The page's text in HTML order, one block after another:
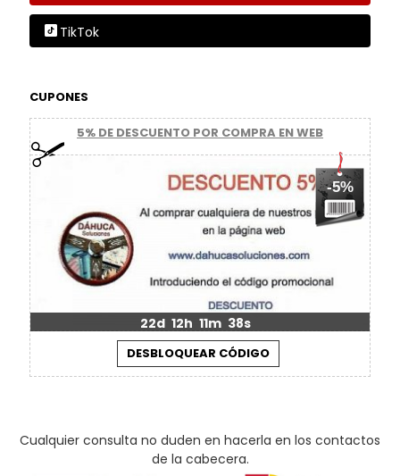
TikTok
CUPONES
5% DE DESCUENTO POR COMPRA EN WEB
-5%
22d 12h 11m 37s
Cualquier consulta no duden en hacerla en los contactos
de la cabecera.